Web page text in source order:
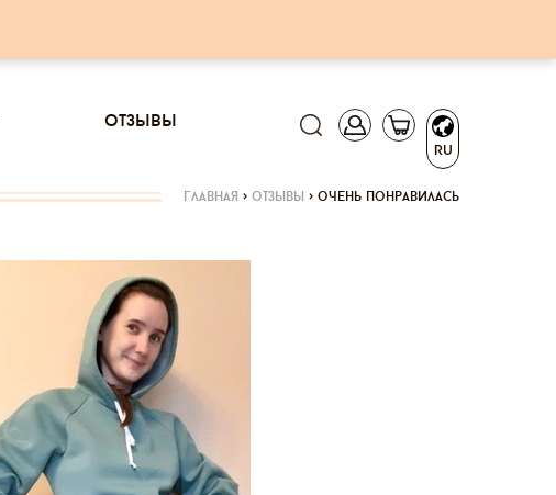
RU
отзывы
главная > отзывы > очень понравилась